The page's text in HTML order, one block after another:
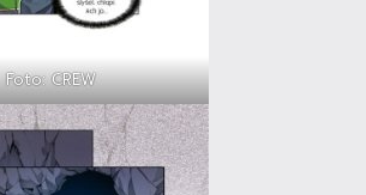
Foto: CREW